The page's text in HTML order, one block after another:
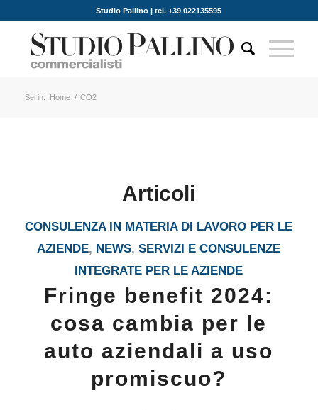
Studio Pallino | tel. +39 022135595
Sei in: Home / CO2
Articoli
CONSULENZA IN MATERIA DI LAVORO PER LE
AZIENDE, NEWS,SERVIZI E CONSULENZE
INTEGRATE PER LE AZIENDE
Fringe benefit 2024:
cosa cambia per le
auto aziendali a uso
promiscuo?